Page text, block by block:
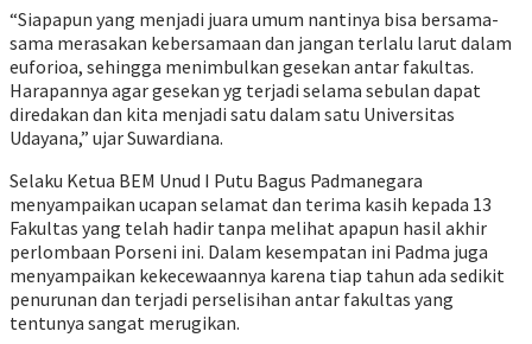
“Siapapun yang menjadi juara umum nantinya bisa bersama-
sama merasakan kebersamaan dan jangan terlalu larut dalam
euforioa, sehingga menimbulkan gesekan antar fakultas.
Harapannya agar gesekan yg terjadi selama sebulan dapat
diredakan dan kita menjadi satu dalam satu Universitas
Udayana,” ujar Suwardiana.
Selaku Ketua BEM Unud I Putu Bagus Padmanegara
menyampaikan ucapan selamat dan terima kasih kepada 13
Fakultas yang telah hadir tanpa melihat apapun hasil akhir
perlombaan Porseni ini. Dalam kesempatan ini Padma juga
menyampaikan kekecewaannya karena tiap tahun ada sedikit
penurunan dan terjadi perselisihan antar fakultas yang
tentunya sangat merugikan.